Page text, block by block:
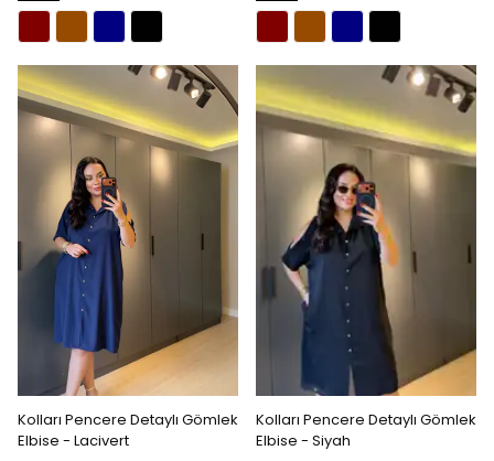
Kolları Pencere Detaylı Gömlek
Elbise - Lacivert
Kolları Pencere Detaylı Gömlek
Elbise - Siyah